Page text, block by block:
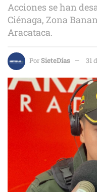
Acciones se han
Ciénaga, Zona
Aracataca.
PorSieteDías 31